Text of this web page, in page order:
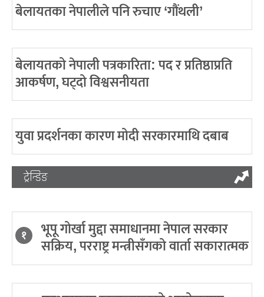
बेलायतका नेपालीले पनि रुचाए ‘गौंथली’
बेलायतको नेपाली पत्रकारिता: पद र प्रतिष्ठाप्रति
आकर्षण, घट्दो विश्वसनीयता
युवा प्रदर्शनका कारण मोदी सरकारमाथि दबाब
ट्रेन्डिङ
१ भूपू गोर्खा मुद्दा समाधानमा नेपाल सरकार
सक्रिय, परराष्ट्र मन्त्रीसँगको वार्ता सकारात्मक